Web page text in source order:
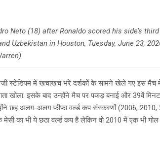
Neto (18) after Ronaldo scored his side’s
Uzbekistan in Houston, Tuesday, June 23,
स्टेडियम में खचाखच भरे दर्शकों के सामने खेले गए इस मैच
खोला. इसके बाद उन्होंने मैच पर पकड़ बनाई और 39वें
छह अलग-अलग फीफा वर्ल्ड कप संस्करणों (2006, 2010,
का भी ये छठा वर्ल्ड कप है लेकिन वो 2010 में एक भी